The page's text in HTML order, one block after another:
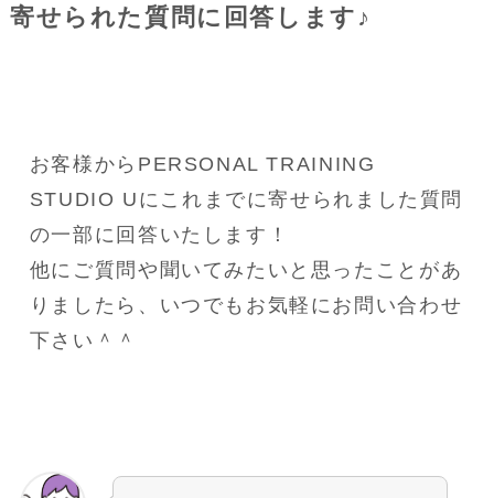
寄せられた質問に回答します♪
お客様からPERSONAL TRAINING
STUDIO Uにこれまでに寄せられました質問
の一部に回答いたします！
他にご質問や聞いてみたいと思ったことがあ
りましたら、いつでもお気軽にお問い合わせ
下さい＾＾